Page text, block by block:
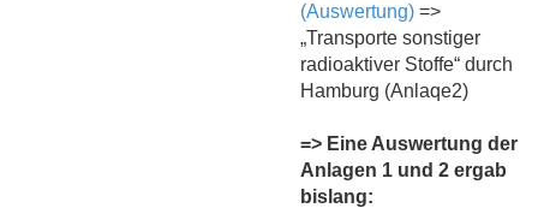
(Auswertung) =>
„Transporte sonstiger
radioaktiver Stoffe“ durch
Hamburg (Anlaqe2)
=> Eine Auswertung der
Anlagen 1 und 2 ergab
bislang: